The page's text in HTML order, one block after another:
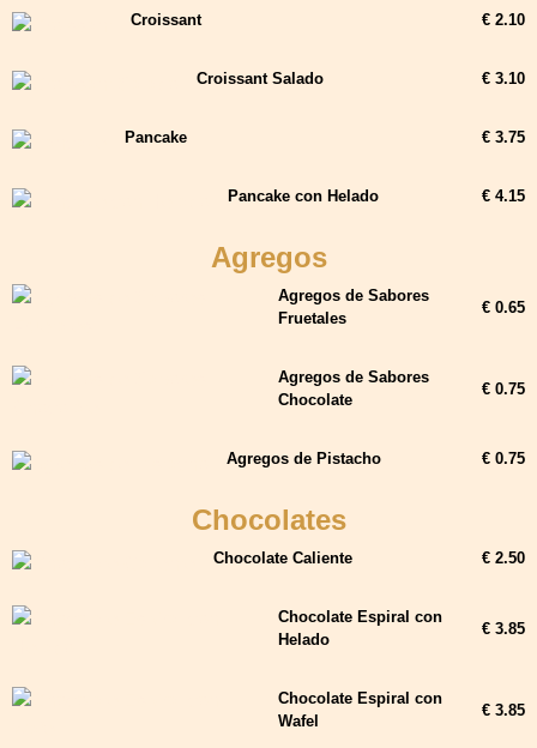
Croissant € 2.10
Croissant Salado € 3.10
Pancake € 3.75
Pancake con Helado € 4.15
Agregos
Agregos de Sabores
Fruetales
€ 0.65
Agregos de Sabores
Chocolate
€ 0.75
Agregos de Pistacho € 0.75
Chocolates
Chocolate Caliente € 2.50
Chocolate Espiral con
Helado
€ 3.85
Chocolate Espiral con
Wafel
€ 3.85